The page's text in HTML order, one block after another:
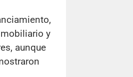
y
aunque